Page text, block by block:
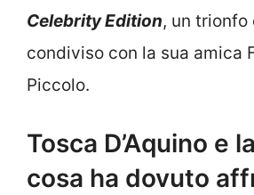
Celebrity Edition, un trionfo
condiviso con la sua amica
Piccolo.
Tosca D’Aquino e
cosa ha dovuto